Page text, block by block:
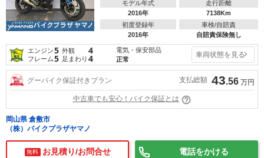
モデル年式
2016年
走行距離
7138Km
初度登録年
2016年
車検/自賠責
自賠責保険無し
エンジン5 外観 4
フレーム5 足まわり 4
電気・保安部品
正常
車両状態を見る
グーバイク保証付きプラン 支払総額 43.56 万円
中古車でも安心！バイク保証とは
岡山県 倉敷市
（株）バイクプラザヤマノ
無料 お見積り/お問合せ 電話をかける